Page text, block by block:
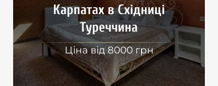
Номер Люкс Африка
Ціна від 4400 грн